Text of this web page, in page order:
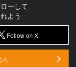
ーして
よう
Follow on X
ら